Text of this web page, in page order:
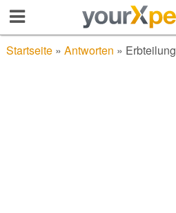
Startseite» Antworten » Erbteilung